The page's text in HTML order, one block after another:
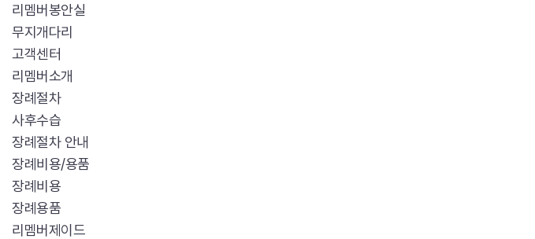
리멤버봉안실
무지개다리
고객센터
리멤버소개
장례절차
사후수습
장례절차 안내
장례비용/용품
장례비용
장례용품
리멤버제이드